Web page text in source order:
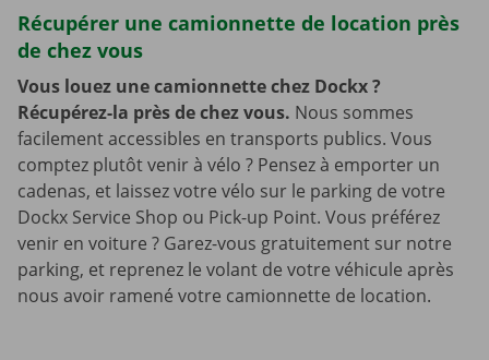
Récupérer une camionnette de location près
de chez vous
Vous louez une camionnette chez Dockx ?
Récupérez-la près de chez vous. Nous sommes
facilement accessibles en transports publics. Vous
comptez plutôt venir à vélo ? Pensez à emporter un
cadenas, et laissez votre vélo sur le parking de votre
Dockx Service Shop ou Pick-up Point. Vous préférez
venir en voiture ? Garez-vous gratuitement sur notre
parking, et reprenez le volant de votre véhicule après
nous avoir ramené votre camionnette de location.